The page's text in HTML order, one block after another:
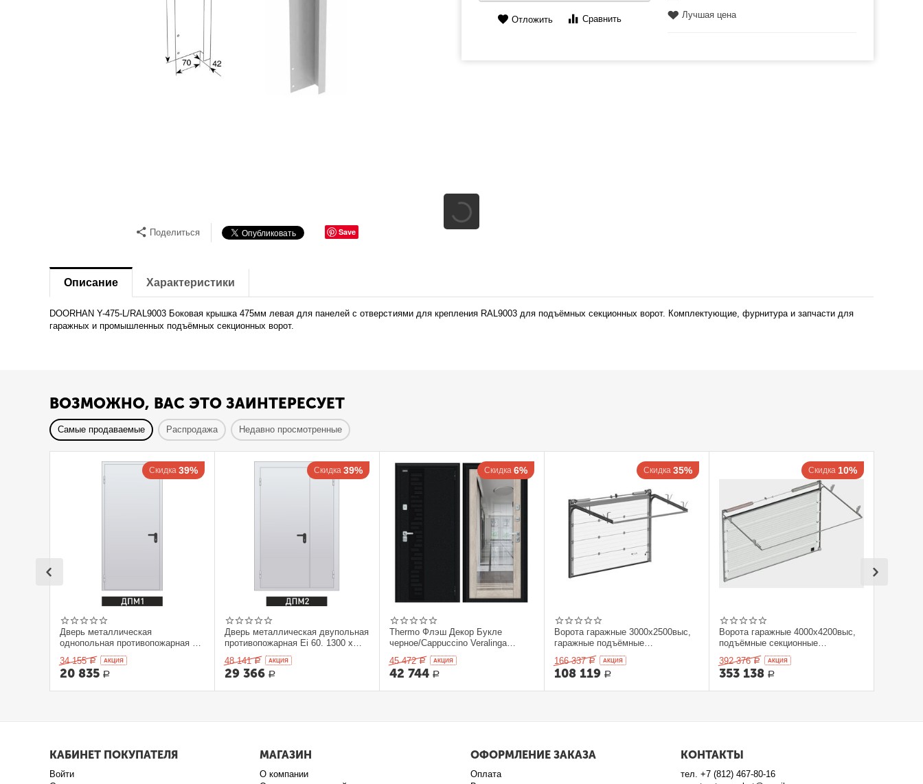
Поделиться Save
Отложить Сравнить
Лучшая цена
Описание Характеристики
DOORHAN Y-475-L/RAL9003 Боковая крышка 475мм левая для панелей с отверстиями для крепления RAL9003 для подъёмных секционных ворот. Комплектующие, фурнитура и запчасти для
гаражных и промышленных подъёмных секционных ворот.
ВОЗМОЖНО, ВАС ЭТО ЗАИНТЕРЕСУЕТ
Самые продаваемые Распродажа Недавно просмотренные
Скидка 39%
Дверь металлическая
однопольная противопожарная Ei
60. 900 x 2100 выс.
34 155 Р AКЦИЯ
20 835 Р
Скидка 39%
Дверь металлическая двупольная
противопожарная Ei 60. 1300 x
2100 выс.
48 141 Р AКЦИЯ
29 366 Р
Скидка 6%
Thermo Флэш Декор Букле
черное/Cappuccino Veralinga
205*86 левое
45 472 Р AКЦИЯ
42 744 Р
Скидка 35%
Ворота гаражные 3000x2500выс,
гаражные подъёмные
секционныеDoorHan
166 337 Р AКЦИЯ
108 119 Р
Скидка 10%
Ворота гаражные 4000x4200выс,
подъёмные секционные
DOORHAN
392 376 Р AКЦИЯ
353 138 Р
КАБИНЕТ ПОКУПАТЕЛЯ
Войти
МАГАЗИН
О компании
ОФОРМЛЕНИЕ ЗАКАЗА
Оплата
КОНТАКТЫ
тел.+7 (812) 467-80-16